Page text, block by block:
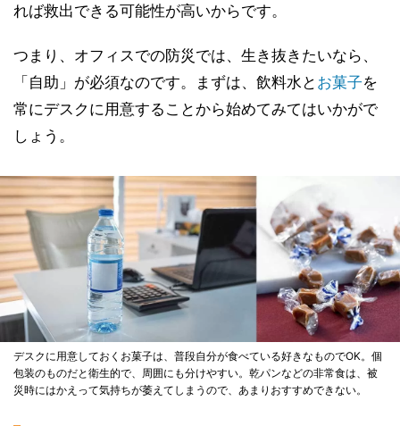
れば救出できる可能性が高いからです。
つまり、オフィスでの防災では、生き抜きたいなら、
「自助」が必須なのです。まずは、飲料水と お菓子を
常にデスクに用意することから始めてみてはいかがで
しょう。
デスクに用意しておくお菓子は、普段自分が食べている好きなものでOK。個
包装のものだと衛生的で、周囲にも分けやすい。乾パンなどの非常食は、被
災時にはかえって気持ちが萎えてしまうので、あまりおすすめできない。